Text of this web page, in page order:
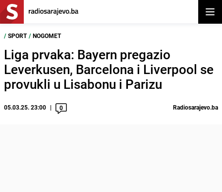
/ SPORT / NOGOMET
Liga prvaka: Bayern pregazio
Leverkusen, Barcelona i Liverpool se
provukli u Lisabonu i Parizu
05.03.25. 23:00 0 Radiosarajevo.ba